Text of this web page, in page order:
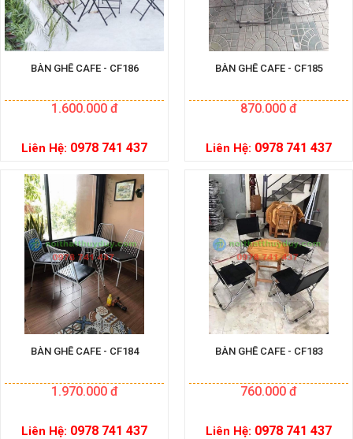
BÀN GHẾ CAFE - CF186
1.600.000 đ
Liên Hệ: 0978 741 437
BÀN GHẾ CAFE - CF185
870.000 đ
Liên Hệ: 0978 741 437
BÀN GHẾ CAFE - CF184
1.970.000 đ
Liên Hệ: 0978 741 437
BÀN GHẾ CAFE - CF183
760.000 đ
Liên Hệ: 0978 741 437